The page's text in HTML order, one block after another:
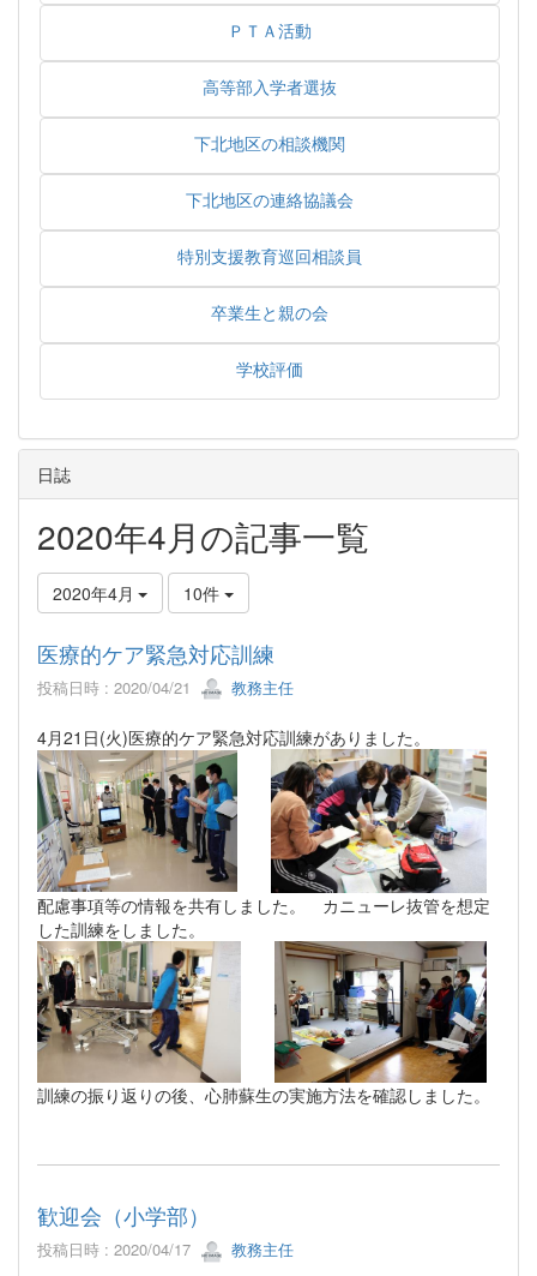
ＰＴＡ活動
高等部入学者選抜
下北地区の相談機関
下北地区の連絡協議会
特別支援教育巡回相談員
卒業生と親の会
学校評価
日誌
2020年4月の記事一覧
2020年4月 10件
医療的ケア緊急対応訓練
投稿日時 : 2020/04/21 教務主任
4月21日(火)医療的ケア緊急対応訓練がありました。
配慮事項等の情報を共有しました。 カニューレ抜管を想定
した訓練をしました。
訓練の振り返りの後、心肺蘇生の実施方法を確認しました。
歓迎会（小学部）
投稿日時 : 2020/04/17 教務主任